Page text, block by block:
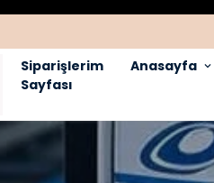
Siparişlerim
Sayfası
Anasayfa